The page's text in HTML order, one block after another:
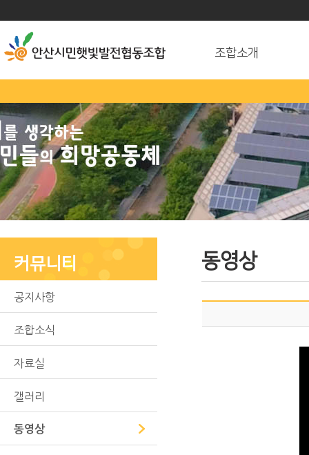
커뮤니티
공지사항
조합소식
자료실
갤러리
동영상
조합소개
동영상